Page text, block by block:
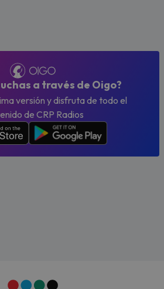
a través de Oigo?
versión y disfruta de todo el
de CRP Radios